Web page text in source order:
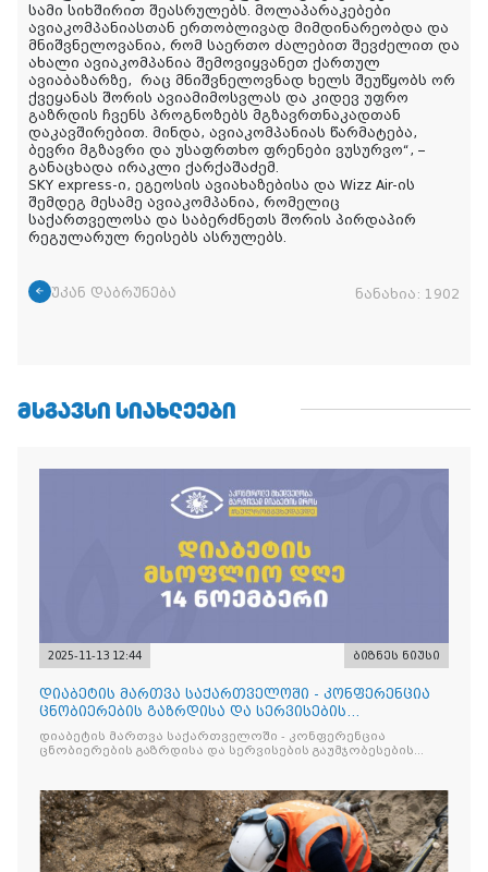
სამი სიხშირით შეასრულებს. მოლაპარაკებები
ავიაკომპანიასთან ერთობლივად მიმდინარეობდა და
მნიშვნელოვანია, რომ საერთო ძალებით შევძელით და
ახალი ავიაკომპანია შემოვიყვანეთ ქართულ
ავიაბაზარზე, რაც მნიშვნელოვნად ხელს შეუწყობს ორ
ქვეყანას შორის ავიამიმოსვლას და კიდევ უფრო
გაზრდის ჩვენს პროგნოზებს მგზავრთნაკადთან
დაკავშირებით. მინდა, ავიაკომპანიას წარმატება,
ბევრი მგზავრი და უსაფრთხო ფრენები ვუსურვო“, –
განაცხადა ირაკლი ქარქაშაძემ.
SKY express-ი, ეგეოსის ავიახაზებისა და Wizz Air-ის
შემდეგ მესამე ავიაკომპანია, რომელიც
საქართველოსა და საბერძნეთს შორის პირდაპირ
რეგულარულ რეისებს ასრულებს.
უკან დაბრუნება ნანახია: 1902
ᲛᲡᲒᲐᲕᲡᲘ ᲡᲘᲐᲮᲚᲔᲔᲑᲘ
2025-11-13 12:44 ბიზნეს ნიუსი
დიაბეტის მართვა საქართველოში - კონფერენცია
ცნობიერების გაზრდისა და სერვისების
გაუმჯობესების მიზნით
დიაბეტის მართვა საქართველოში - კონფერენცია
ცნობიერების გაზრდისა და სერვისების გაუმჯობესების